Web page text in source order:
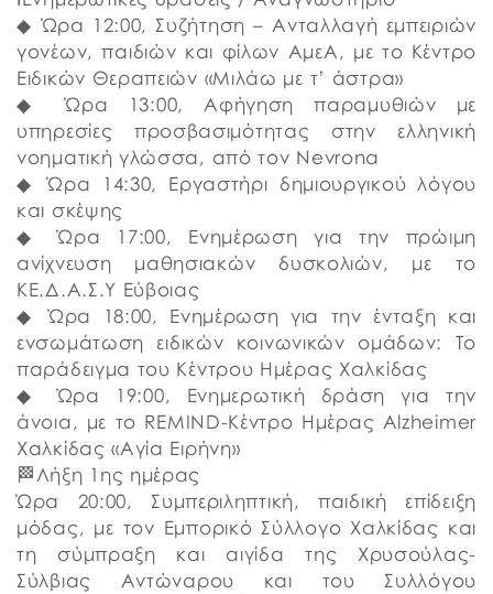
◆ Ώρα 12:00, Συζήτηση – Ανταλλαγή εμπειριών
γονέων, παιδιών και φίλων ΑμεΑ, με το Κέντρο
Ειδικών Θεραπειών «Μιλάω με τ’ άστρα»
◆ Ώρα 13:00, Αφήγηση παραμυθιών με
υπηρεσίες προσβασιμότητας στην ελληνική
νοηματική γλώσσα, από τον Nevrona
◆ Ώρα 14:30, Εργαστήρι δημιουργικού λόγου
και σκέψης
◆ Ώρα 17:00, Ενημέρωση για την πρώιμη
ανίχνευση μαθησιακών δυσκολιών, με το
ΚΕ.Δ.Α.Σ.Υ Εύβοιας
◆ Ώρα 18:00, Ενημέρωση για την ένταξη και
ενσωμάτωση ειδικών κοινωνικών ομάδων: Το
παράδειγμα του Κέντρου Ημέρας Χαλκίδας
◆ Ώρα 19:00, Ενημερωτική δράση για την
άνοια, με το REMIND-Κέντρο Ημέρας Alzheimer
Χαλκίδας «Αγία Ειρήνη»
​🏁Λήξη 1ης ημέρας
Ώρα 20:00, Συμπεριληπτική, παιδική επίδειξη
μόδας, με τον Εμπορικό Σύλλογο Χαλκίδας και
τη σύμπραξη και αιγίδα της Χρυσούλας-
Σύλβιας Αντώναρου και του Συλλόγου